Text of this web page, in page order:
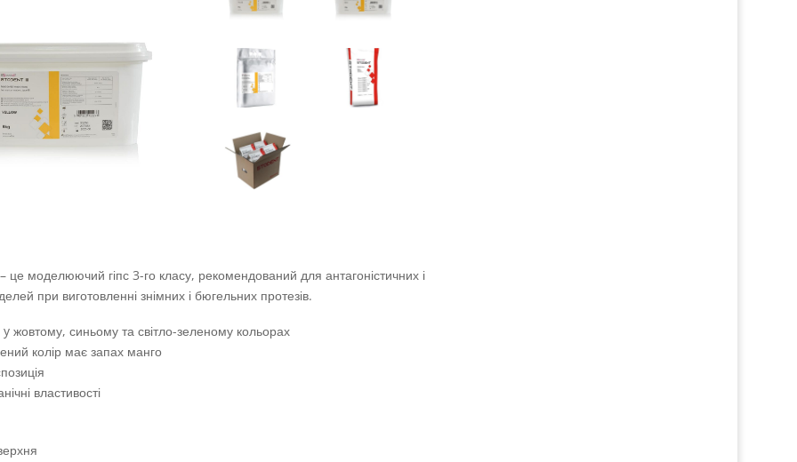
це моделюючий гіпс 3-го класу, рекомендований для антагоністичних і
при виготовленні знімних і бюгельних протезів.
жовтому, синьому та світло-зеленому кольорах
колір має запах манго
властивості